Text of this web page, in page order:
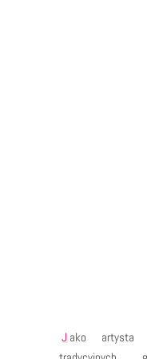
Jako artysta używający spośród mediów